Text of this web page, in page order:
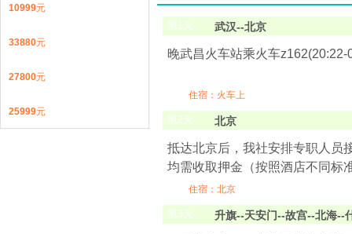
第1天 武汉--北京
晚武昌火车站乘火车
住宿：火车上
第2天 北京
抵达北京后，我社安排专职人员
均需收取押金（按照酒店不同标
住宿：北京
第3天 升旗--天安门--故宫--北海--
10999元
33880元
27800元
25999元